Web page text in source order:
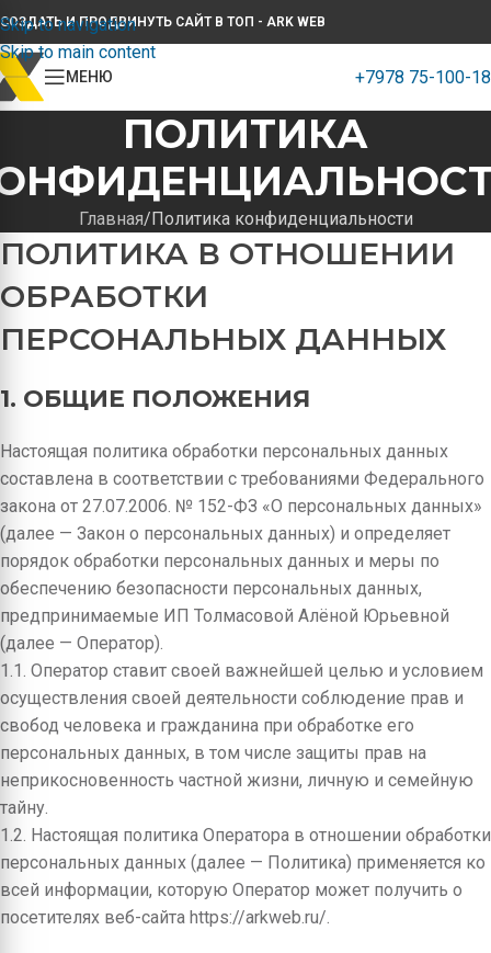
Skip to navigation
Skip to main content
СОЗДАТЬ И ПРОДВИНУТЬ САЙТ В ТОП - ARK WEB
МЕНЮ +7978 75-100-18
ПОЛИТИКА
Главная Политика конфиденциальности
ПОЛИТИКА В ОТНОШЕНИИ
ОБРАБОТКИ
ПЕРСОНАЛЬНЫХ ДАННЫХ
1. ОБЩИЕ ПОЛОЖЕНИЯ
Настоящая политика обработки персональных данных
составлена в соответствии с требованиями Федерального
закона от 27.07.2006. № 152-ФЗ «О персональных данных»
(далее — Закон о персональных данных) и определяет
порядок обработки персональных данных и меры по
обеспечению безопасности персональных данных,
предпринимаемые ИП Толмасовой Алёной Юрьевной
(далее — Оператор).
1.1. Оператор ставит своей важнейшей целью и условием
осуществления своей деятельности соблюдение прав и
свобод человека и гражданина при обработке его
персональных данных, в том числе защиты прав на
неприкосновенность частной жизни, личную и семейную
тайну.
1.2. Настоящая политика Оператора в отношении обработки
персональных данных (далее — Политика) применяется ко
всей информации, которую Оператор может получить о
посетителях веб-сайта https://arkweb.ru/.